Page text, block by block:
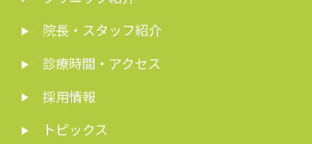
院長・スタッフ紹介
診療時間・アクセス
採用情報
トピックス